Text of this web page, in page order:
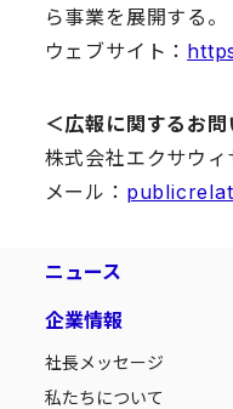
ら事業を展開する。
ウェブサイト：
＜広報に関するお
株式会社エクサウ
メール：
ニュース
企業情報
社長メッセージ
私たちについて